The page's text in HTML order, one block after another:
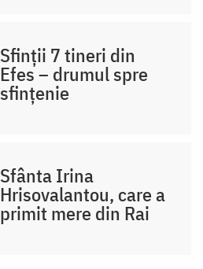
Sfinții 7 tineri din
Efes – drumul spre
sfințenie
Sfânta Irina
Hrisovalantou, care a
primit mere din Rai